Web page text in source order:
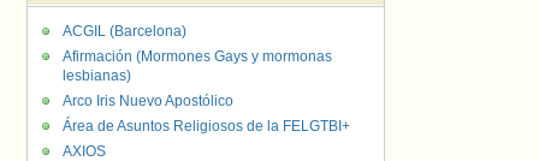
ACGIL (Barcelona)
Afirmación (Mormones Gays y mormonas
lesbianas)
Arco Iris Nuevo Apostólico
Área de Asuntos Religiosos de la FELGTBI+
AXIOS